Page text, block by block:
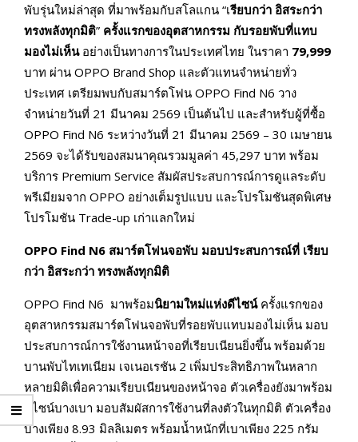
พับรุ่นใหม่ล่าสุด ที่มาพร้อมกับสโลแกน “เรียบกว่า อิสระกว่า
ทรงพลังทุกมิติ” ครั้งแรกของอุตสาหกรรม กับรอยพับที่แทบ
มองไม่เห็น อย่างเป็นทางการในประเทศไทย ในราคา 79,999
บาท ผ่าน OPPO Brand Shop และตัวแทนจำหน่ายทั่ว
ประเทศ เตรียมพบกับสมาร์ตโฟน OPPO Find N6 วาง
จำหน่ายวันที่ 21 มีนาคม 2569 เป็นต้นไป และสำหรับผู้ที่ซื้อ
OPPO Find N6 ระหว่างวันที่ 21 มีนาคม 2569 – 30 เมษายน
2569 จะได้รับของสมนาคุณรวมมูลค่า 45,297 บาท พร้อม
บริการ Premium Service สัมผัสประสบการณ์การดูแลระดับ
พรีเมียมจาก OPPO อย่างเต็มรูปแบบ และโปรโมชันสุดพิเศษ
โปรโมชัน Trade-up เก่าแลกใหม่
OPPO Find N6 สมาร์ตโฟนจอพับ มอบประสบการณ์ที่ เรียบ
กว่า อิสระกว่า ทรงพลังทุกมิติ
OPPO Find N6 มาพร้อมนิยามใหม่แห่งดีไซน์ ครั้งแรกของ
อุตสาหกรรมสมาร์ตโฟนจอพับที่รอยพับแทบมองไม่เห็น มอบ
ประสบการณ์การใช้งานหน้าจอที่เรียบเนียนยิ่งขึ้น พร้อมด้วย
บานพับไทเทเนียม เจเนอเรชัน 2 เพิ่มประสิทธิภาพในหลาก
หลายมิติเพื่อความเรียบเนียนของหน้าจอ ตัวเครื่องยังมาพร้อม
ดีไซน์บางเบา มอบสัมผัสการใช้งานที่ลงตัวในทุกมิติ ตัวเครื่อง
บางเพียง 8.93 มิลลิเมตร พร้อมน้ำหนักที่เบาเพียง 225 กรัม